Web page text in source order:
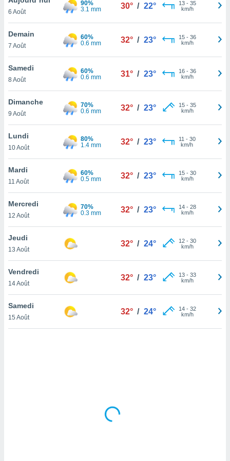
et
»,
au
vous
qu'ils
ou
le
ainsi
un
la
du
en
de
6 Août
90%
3.1 mm
30° / 22° 13- 35
km/h
Demain
7 Août
60%
0.6 mm
32° / 23° 15- 36
km/h
Samedi
8 Août
60%
0.6 mm
31° / 23° 16- 36
km/h
Dimanche
9 Août
70%
0.6 mm
32° / 23° 15- 35
km/h
Lundi
10 Août
80%
1.4 mm
32° / 23° 11 - 30
km/h
Mardi
11 Août
60%
0.5 mm
32° / 23° 15- 30
km/h
Mercredi
12 Août
70%
0.3 mm
32° / 23° 14- 28
km/h
Jeudi
13 Août
32° / 24° 12- 30
km/h
Vendredi
14 Août
32° / 23° 13- 33
km/h
Samedi
15 Août
32° / 24° 14- 32
km/h